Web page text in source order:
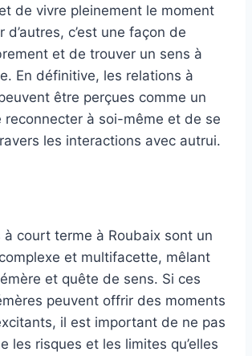
de vivre pleinement le moment
d’autres, c’est une façon de
et de trouver un sens à
En définitive, les relations à
être perçues comme un
reconnecter à soi-même et de se
les interactions avec autrui.
à court terme à Roubaix sont un
et multifacette, mêlant
et quête de sens. Si ces
peuvent offrir des moments
il est important de ne pas
les risques et les limites qu’elles